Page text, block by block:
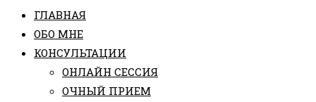
ГЛАВНАЯ
ОБО МНЕ
КОНСУЛЬТАЦИИ
ОНЛАЙН СЕССИЯ
ОЧНЫЙ ПРИЕМ